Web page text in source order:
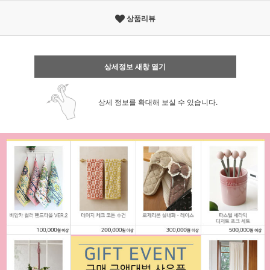
상품리뷰
상세정보 새창 열기
상세 정보를 확대해 보실 수 있습니다.